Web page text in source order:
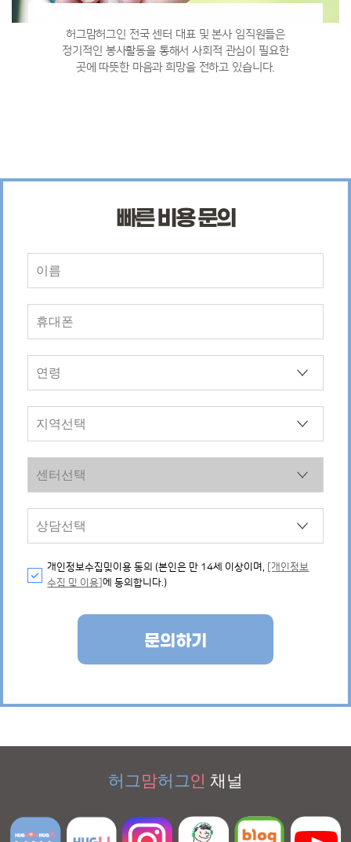
허그맘허그인 전국 센터 대표 및 본사 임직원들은
정기적인 봉사활동을 통해서사회적 관심이 필요한
곳에 따뜻한 마음과 희망을 전하고 있습니다.
빠른 비용 문의
개인정보수집및이용 동의 (본인은 만 14세 이상이며,
[개인정보
수집 및 이용]에 동의합니다.)
문의하기
허그맘허그인 채널